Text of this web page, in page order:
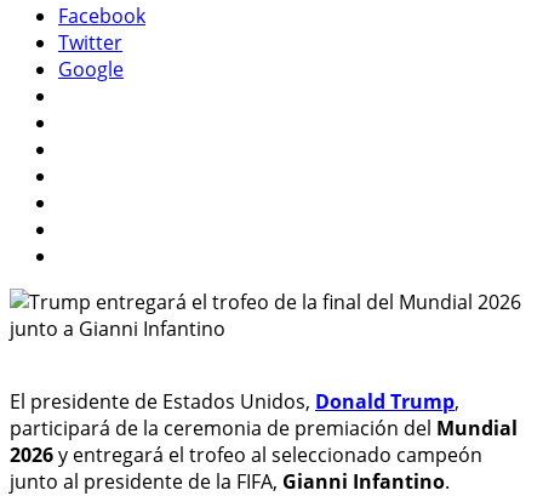
Facebook
Twitter
Google
El presidente de Estados Unidos, Donald Trump,
participará de la ceremonia de premiación del Mundial
2026y entregará el trofeo al seleccionado campeón
junto al presidente de la FIFA, Gianni Infantino.